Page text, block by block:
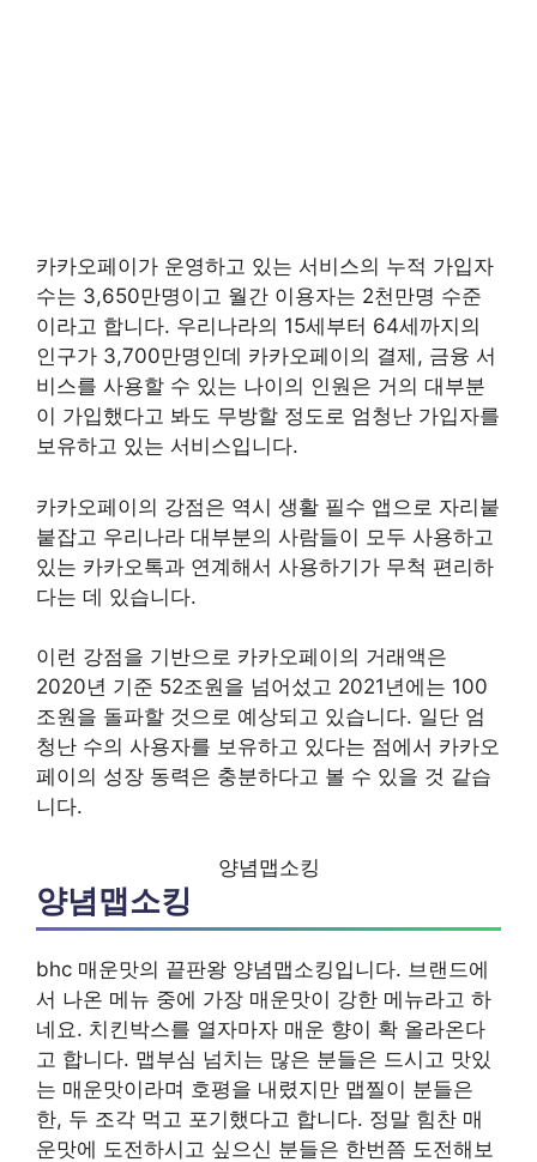
카카오페이가 운영하고 있는 서비스의 누적 가입자
수는 3,650만명이고 월간 이용자는 2천만명 수준
이라고 합니다. 우리나라의 15세부터 64세까지의
인구가 3,700만명인데 카카오페이의 결제, 금융 서
비스를 사용할 수 있는 나이의 인원은 거의 대부분
이 가입했다고 봐도 무방할 정도로 엄청난 가입자를
보유하고 있는 서비스입니다.
카카오페이의 강점은 역시 생활 필수 앱으로 자리붙
붙잡고 우리나라 대부분의 사람들이 모두 사용하고
있는 카카오톡과 연계해서 사용하기가 무척 편리하
다는 데 있습니다.
이런 강점을 기반으로 카카오페이의 거래액은
2020년 기준 52조원을 넘어섰고 2021년에는 100
조원을 돌파할 것으로 예상되고 있습니다. 일단 엄
청난 수의 사용자를 보유하고 있다는 점에서 카카오
페이의 성장 동력은 충분하다고 볼 수 있을 것 같습
니다.
양념맵소킹
양념맵소킹
bhc 매운맛의 끝판왕 양념맵소킹입니다. 브랜드에
서 나온 메뉴 중에 가장 매운맛이 강한 메뉴라고 하
네요. 치킨박스를 열자마자 매운 향이 확 올라온다
고 합니다. 맵부심 넘치는 많은 분들은 드시고 맛있
는 매운맛이라며 호평을 내렸지만 맵찔이 분들은
한, 두 조각 먹고 포기했다고 합니다. 정말 힘찬 매
운맛에 도전하시고 싶으신 분들은 한번쯤 도전해보